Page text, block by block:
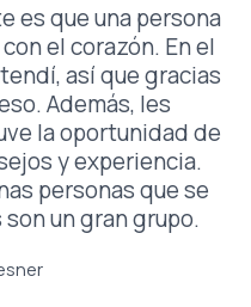
es que una persona
el corazón. En el
así que gracias
Además, les
la oportunidad de
y experiencia.
personas que se
un gran grupo.